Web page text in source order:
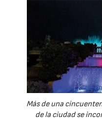
Más de una
de la ciudad se